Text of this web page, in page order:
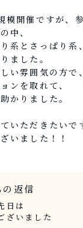
模開催ですが、
中、
系とさっぱり系
ました。
い雰囲気の方で
ンを取れて、
かりました。
いただきたいで
いました！！
の返信
日は
ざいました